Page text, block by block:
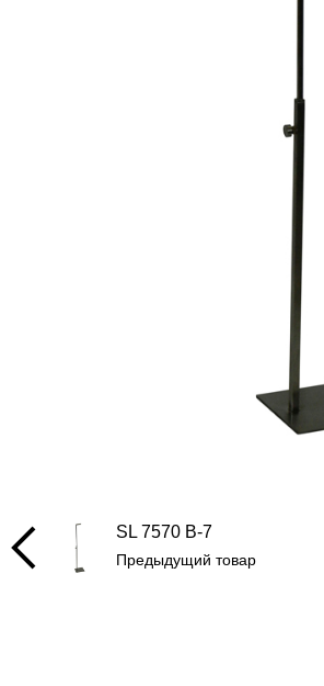
SL 7570 B-7
Предыдущий товар